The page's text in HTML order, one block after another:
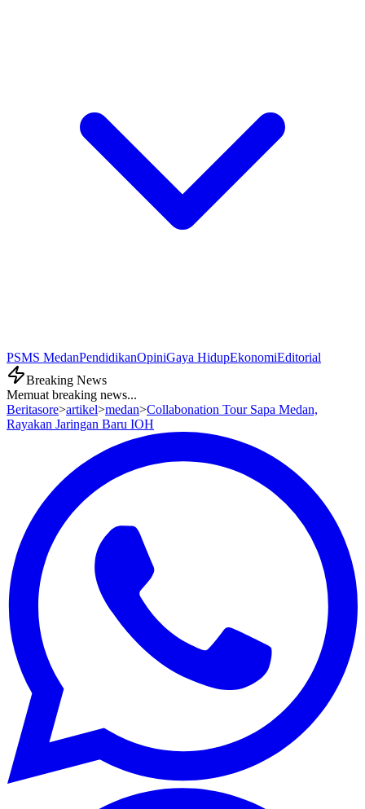
PSMS MedanPendidikanOpiniGaya HidupEkonomiEditorial
Breaking News
Memuat breaking news...
Beritasore>artikel>medan>Collabonation Tour Sapa Medan,
Rayakan Jaringan Baru IOH